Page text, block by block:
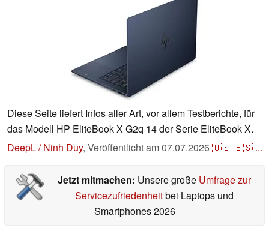
Diese Seite liefert Infos aller Art, vor allem Testberichte, für
das Modell HP EliteBook X G2q 14 der Serie EliteBook X.
DeepL / Ninh Duy, Veröffentlicht am07.07.2026🇺🇸🇪🇸 ...
Jetzt mitmachen: Unsere große Umfrage zur
Servicezufriedenheitbei Laptops und
Smartphones 2026